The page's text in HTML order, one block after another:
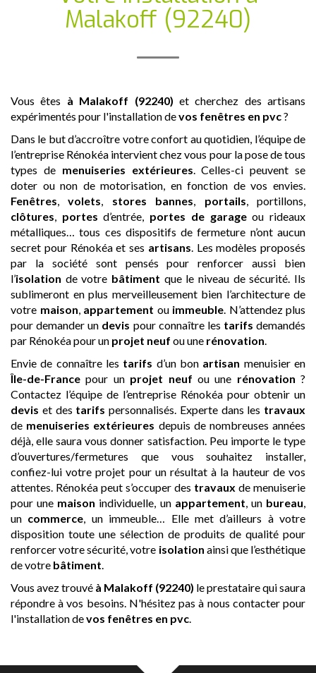
Malakoff (92240)
Vous êtes à Malakoff (92240) et cherchez des artisans
expérimentés pour l'installation devos fenêtres en pvc?
Dans le but d’accroître votre confort au quotidien, l’équipe de
l’entreprise Rénokéa intervient chez vous pour la pose de tous
types de menuiseries extérieures . Celles-ci peuvent se
doter ou non de motorisation, en fonction de vos envies.
Fenêtres ,volets stores bannes portails , portillons,
clôtures
portes d’entrée, portes de garageou rideaux
métalliques… tous ces dispositifs de fermeture n’ont aucun
secret pour Rénokéa et ses artisans . Les modèles proposés
par la société sont pensés pour renforcer aussi bien
l’isolation de votre bâtiment que le niveau de sécurité. Ils
sublimeront en plus merveilleusement bien l’architecture de
votre maison appartement ou immeuble . N’attendez plus
pour demander un devis pour connaître les tarifs demandés
par Rénokéa pour un projet neuf ou une rénovation
Envie de connaître les tarifs d’un bon artisan menuisier en
Île-de-France pour un projet neuf ou une rénovation ?
Contactez l’équipe de l’entreprise Rénokéa pour obtenir un
devis et des tarifs personnalisés. Experte dans les travaux
de menuiseries extérieures depuis de nombreuses années
déjà, elle saura vous donner satisfaction. Peu importe le type
d’ouvertures/fermetures que vous souhaitez installer,
confiez-lui votre projet pour un résultat à la hauteur de vos
attentes. Rénokéa peut s’occuper des travaux de menuiserie
pour une maison individuelle, un appartement , un bureau
un commerce , un immeuble… Elle met d’ailleurs à votre
disposition toute une sélection de produits de qualité pour
renforcer votre sécurité, votre isolation ainsi que l’esthétique
de votre bâtiment
Vous avez trouvé à Malakoff (92240) le prestataire qui saura
répondre à vos besoins. N'hésitez pas à nous contacter pour
l'installation devos fenêtres en pvc